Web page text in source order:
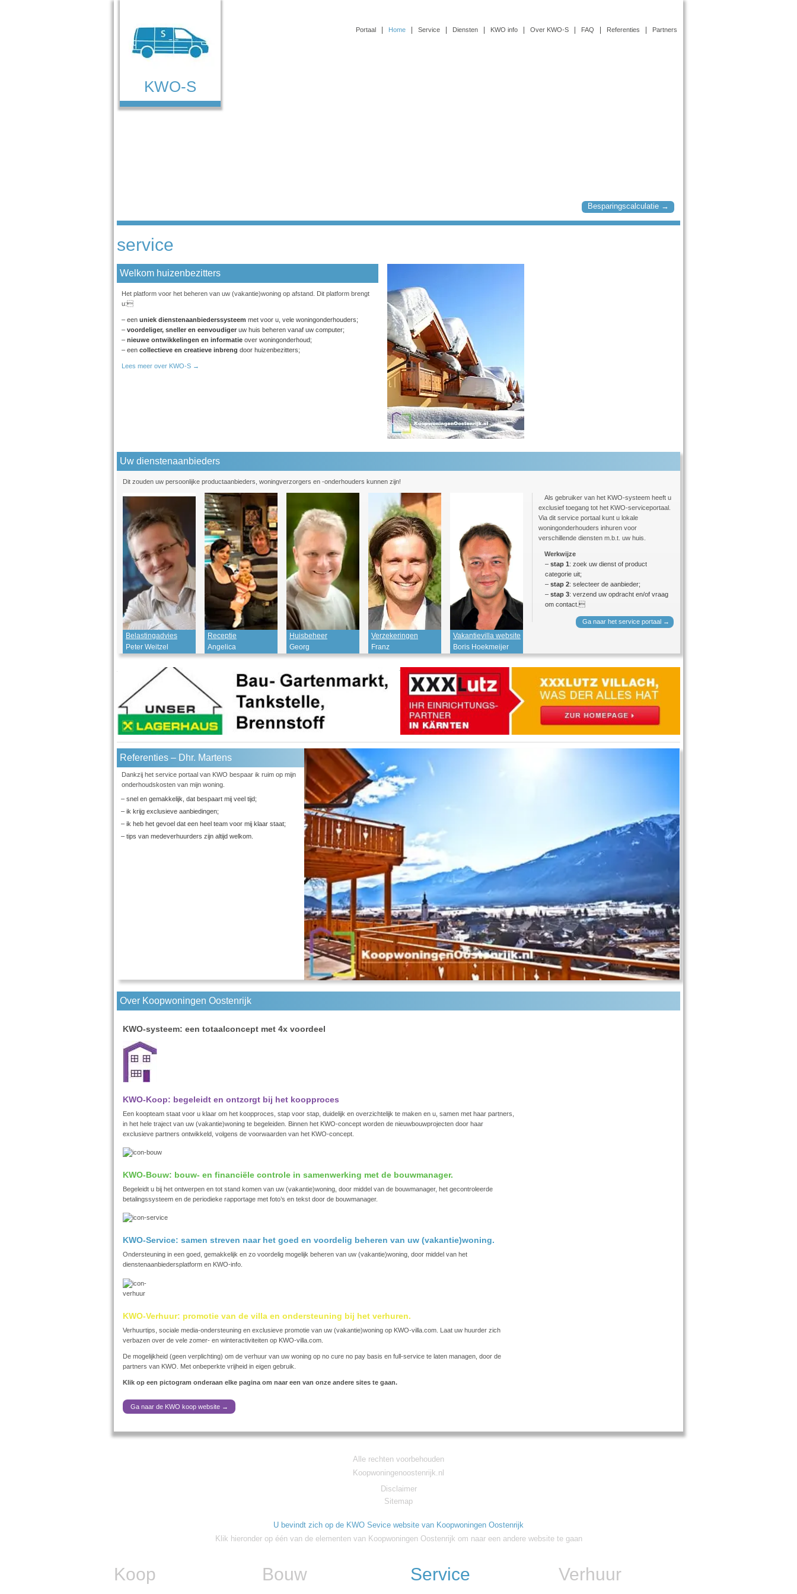
KWO-S
Partners
Referenties
FAQ
Over KWO-S
KWO info
Diensten
Service
Home
Portaal
Besparingscalculatie →
service
Welkom huizenbezitters
Het platform voor het beheren van uw (vakantie)woning op afstand. Dit platform brengt
u:
– een uniek dienstenaanbiederssysteem met voor u, vele woningonderhouders;
– voordeliger, sneller en eenvoudiger uw huis beheren vanaf uw computer;
– nieuwe ontwikkelingen en informatie over woningonderhoud;
– een collectieve en creatieve inbreng door huizenbezitters;
Lees meer over KWO-S →
Uw dienstenaanbieders
Dit zouden uw persoonlijke productaanbieders, woningverzorgers en -onderhouders kunnen zijn!
Belastingadvies
Peter Weitzel
Receptie
Angelica
Huisbeheer
Georg
Verzekeringen
Franz
Vakantievilla website
Boris Hoekmeijer
Als gebruiker van het KWO-systeem heeft u
exclusief toegang tot het KWO-serviceportaal.
Via dit service portaal kunt u lokale
woningonderhouders inhuren voor
verschillende diensten m.b.t. uw huis.
Werkwijze
– stap 1: zoek uw dienst of product
categorie uit;
– stap 2: selecteer de aanbieder;
– stap 3: verzend uw opdracht en/of vraag
om contact.
Ga naar het service portaal →
advertenties
Referenties – Dhr. Martens
Dankzij het service portaal van KWO bespaar ik ruim op mijn
onderhoudskosten van mijn woning.
– snel en gemakkelijk, dat bespaart mij veel tijd;
– ik krijg exclusieve aanbiedingen;
– ik heb het gevoel dat een heel team voor mij klaar staat;
– tips van medeverhuurders zijn altijd welkom.
Over Koopwoningen Oostenrijk
KWO-systeem: een totaalconcept met 4x voordeel
KWO-Koop: begeleidt en ontzorgt bij het koopproces
Een koopteam staat voor u klaar om het koopproces, stap voor stap, duidelijk en overzichtelijk te maken en u, samen met haar partners,
in het hele traject van uw (vakantie)woning te begeleiden. Binnen het KWO-concept worden de nieuwbouwprojecten door haar
exclusieve partners ontwikkeld, volgens de voorwaarden van het KWO-concept.
KWO-Bouw: bouw- en financiële controle in samenwerking met de bouwmanager.
Begeleidt u bij het ontwerpen en tot stand komen van uw (vakantie)woning, door middel van de bouwmanager, het gecontroleerde
betalingssysteem en de periodieke rapportage met foto’s en tekst door de bouwmanager.
KWO-Service: samen streven naar het goed en voordelig beheren van uw (vakantie)woning.
Ondersteuning in een goed, gemakkelijk en zo voordelig mogelijk beheren van uw (vakantie)woning, door middel van het
dienstenaanbiedersplatform en KWO-info.
KWO-Verhuur: promotie van de villa en ondersteuning bij het verhuren.
Verhuurtips, sociale media-ondersteuning en exclusieve promotie van uw (vakantie)woning op KWO-villa.com. Laat uw huurder zich
verbazen over de vele zomer- en winteractiviteiten op KWO-villa.com.
De mogelijkheid (geen verplichting) om de verhuur van uw woning op no cure no pay basis en full-service te laten managen, door de
partners van KWO. Met onbeperkte vrijheid in eigen gebruik.
Klik op een pictogram onderaan elke pagina om naar een van onze andere sites te gaan.
Ga naar de KWO koop website →
Alle rechten voorbehouden
Koopwoningenoostenrijk.nl
Disclaimer
Sitemap
U bevindt zich op de KWO Sevice website van Koopwoningen Oostenrijk
Klik hieronder op één van de elementen van Koopwoningen Oostenrijk om naar een andere website te gaan
Koop Bouw Service Verhuur